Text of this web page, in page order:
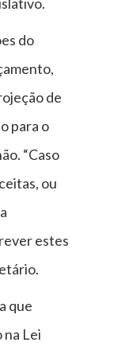
do
de
para o
“Caso
ou
estes
que
Lei